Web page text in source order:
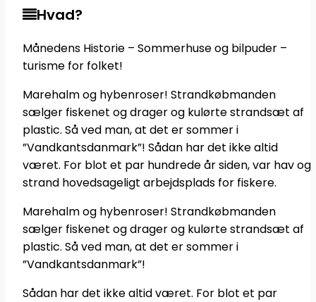
Hvad?
Månedens Historie – Sommerhuse og bilpuder –
turisme for folket!
Marehalm og hybenroser! Strandkøbmanden
sælger fiskenet og drager og kulørte strandsæt af
plastic. Så ved man, at det er sommer i
”Vandkantsdanmark”! Sådan har det ikke altid
været. For blot et par hundrede år siden, var hav og
strand hovedsageligt arbejdsplads for fiskere.
Marehalm og hybenroser! Strandkøbmanden
sælger fiskenet og drager og kulørte strandsæt af
plastic. Så ved man, at det er sommer i
”Vandkantsdanmark”!
Sådan har det ikke altid været. For blot et par